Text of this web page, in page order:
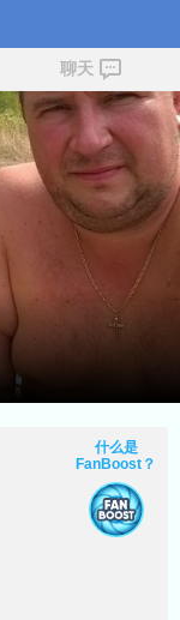
聊天
什么是
FanBoost？